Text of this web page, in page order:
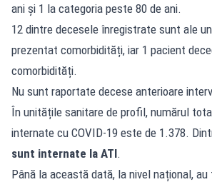
ani și 1 la categoria peste 80 de ani.
12 dintre decesele înregistrate sunt ale
prezentat comorbidități, iar 1 pacient
comorbidități.
Nu sunt raportate decese anterioare
În unitățile sanitare de profil, numărul
internate cu COVID-19 este de 1.378.
sunt internate la ATI.
Până la această dată, la nivel național,